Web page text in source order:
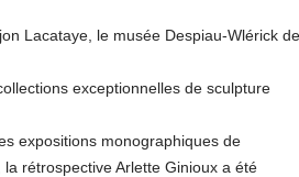
Lacataye, le musée Despiau-Wlérick de
exceptionnelles de sculpture
expositions monographiques de
rétrospective Arlette Ginioux a été